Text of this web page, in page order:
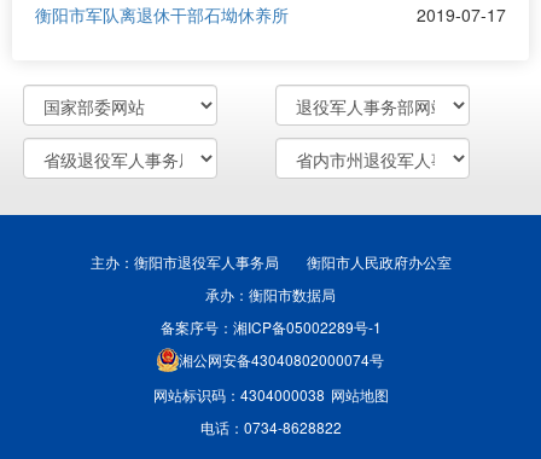
衡阳市军队离退休干部石坳休养所 2019-07-17
主办：衡阳市退役军人事务局 衡阳市人民政府办公室
承办：衡阳市数据局
备案序号：湘ICP备05002289号-1
湘公网安备43040802000074号
网站标识码：4304000038 网站地图
电话：0734-8628822